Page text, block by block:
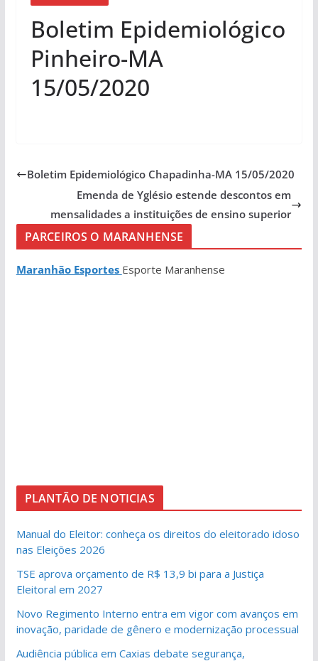
Boletim Epidemiológico
Pinheiro-MA
15/05/2020
Boletim Epidemiológico Chapadinha-MA 15/05/2020
Emenda de Yglésio estende descontos em
mensalidades a instituições de ensino superior
PARCEIROS O MARANHENSE
Maranhão Esportes Esporte Maranhense
PLANTÃO DE NOTICIAS
Manual do Eleitor: conheça os direitos do eleitorado idoso
nas Eleições 2026
TSE aprova orçamento de R$ 13,9 bi para a Justiça
Eleitoral em 2027
Novo Regimento Interno entra em vigor com avanços em
inovação, paridade de gênero e modernização processual
Audiência pública em Caxias debate segurança,